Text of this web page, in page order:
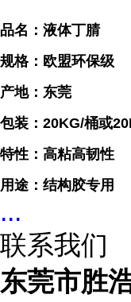
品名：液体丁腈
规格：欧盟环保级
产地：东莞
包装：20KG/桶或
特性：高粘高韧性
用途：结构胶专用
...
联系我们
东莞市胜